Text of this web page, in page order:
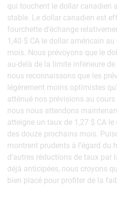
qui touchent le dollar canadien
stable. Le dollar canadien est
fourchette d’échange
1,40 $ CA le dollar américain
mois. Nous prévoyons que le
au-delà de la limite inférieure
nous reconnaissons que les
légèrement moins optimistes
atténué nos prévisions au
nous nous attendons
atteigne un taux de 1,27 $ CA
des douze prochains mois.
montrent prudents à l’égard du
d’autres réductions de taux par
déjà anticipées, nous croyons
bien placé pour profiter de la